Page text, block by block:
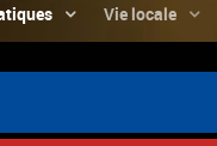
Vie locale